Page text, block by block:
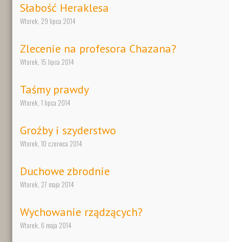
Słabość Heraklesa
Wtorek, 29 lipca 2014
Zlecenie na profesora Chazana?
Wtorek, 15 lipca 2014
Taśmy prawdy
Wtorek, 1 lipca 2014
Groźby i szyderstwo
Wtorek, 10 czerwca 2014
Duchowe zbrodnie
Wtorek, 27 maja 2014
Wychowanie rządzących?
Wtorek, 6 maja 2014